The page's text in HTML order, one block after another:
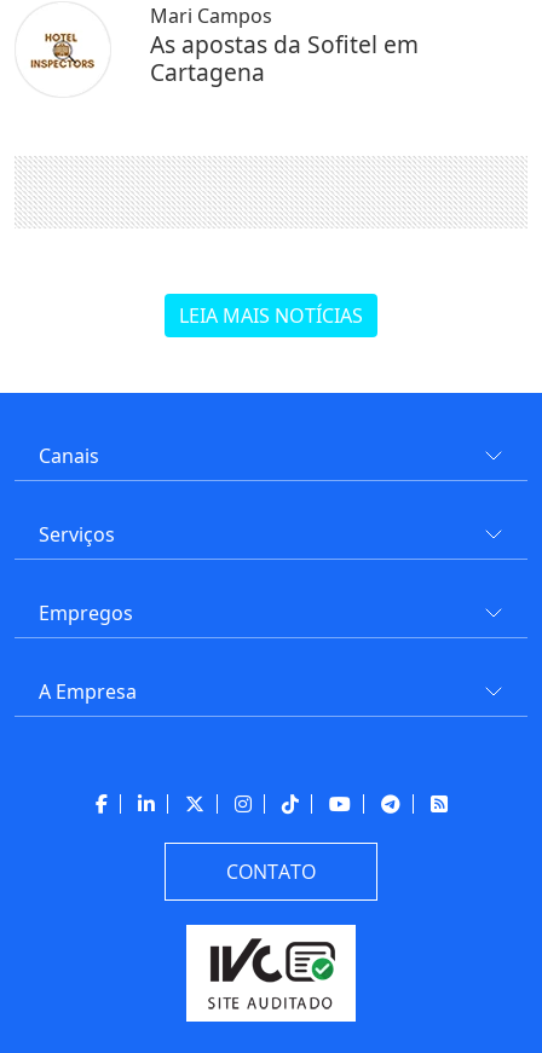
Mari Campos
As apostas da Sofitel em
Cartagena
LEIA MAIS NOTÍCIAS
Canais
Serviços
Empregos
A Empresa
CONTATO